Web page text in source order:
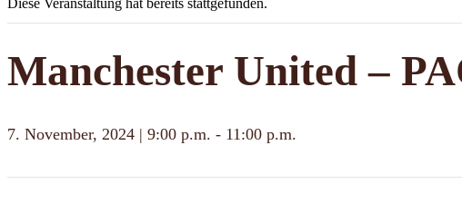
Diese Veranstaltung hat bereits stattgefunden.
Manchester United –
7. November, 2024 | 9:00 p.m. - 11:00 p.m.